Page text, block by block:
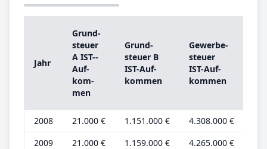
Jahr
Grund­
steu­er
A IST-­
Auf­
kom­
men
Grund­
steu­er B
IST-­Auf­
kom­men
Ge­wer­be­
steu­er
IST-­Auf­
kom­men
2008 21.000 € 1.151.000 € 4.308.000 €
2009
21.000 € 1.159.000 € 4.265.000 €